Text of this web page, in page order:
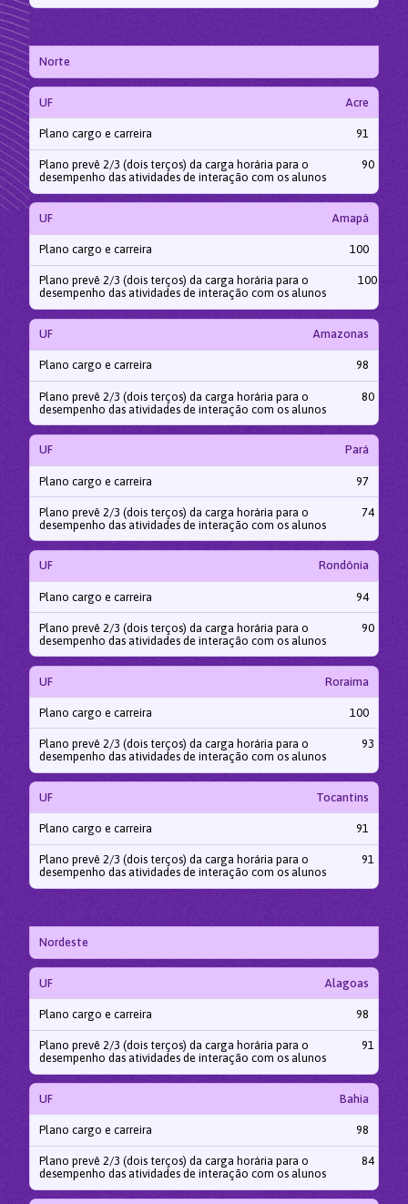
Norte
UF Acre
Plano cargo e carreira 91
Plano prevê 2/3 (dois terços) da carga horária para o
desempenho das atividades de interação com os alunos
90
UF Amapá
Plano cargo e carreira 100
Plano prevê 2/3 (dois terços) da carga horária para o
desempenho das atividades de interação com os alunos
100
UF Amazonas
Plano cargo e carreira 98
Plano prevê 2/3 (dois terços) da carga horária para o
desempenho das atividades de interação com os alunos
80
UF Pará
Plano cargo e carreira 97
Plano prevê 2/3 (dois terços) da carga horária para o
desempenho das atividades de interação com os alunos
74
UF Rondônia
Plano cargo e carreira 94
Plano prevê 2/3 (dois terços) da carga horária para o
desempenho das atividades de interação com os alunos
90
UF Roraima
Plano cargo e carreira 100
Plano prevê 2/3 (dois terços) da carga horária para o
desempenho das atividades de interação com os alunos
93
UF Tocantins
Plano cargo e carreira 91
Plano prevê 2/3 (dois terços) da carga horária para o
desempenho das atividades de interação com os alunos
91
Nordeste
UF Alagoas
Plano cargo e carreira 98
Plano prevê 2/3 (dois terços) da carga horária para o
desempenho das atividades de interação com os alunos
91
UF Bahia
Plano cargo e carreira 98
Plano prevê 2/3 (dois terços) da carga horária para o
desempenho das atividades de interação com os alunos
84